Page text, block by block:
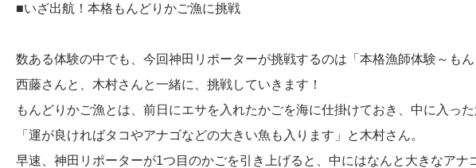
■いざ出航！本格もんどりかご漁に挑戦
数ある体験の中でも、今回神田リポーターが挑戦するのは「本格漁師体験～もん
西藤さんと、木村さんと一緒に、挑戦していきます！
もんどりかご漁とは、前日にエサを入れたかごを海に仕掛けておき、中に入った
「運が良ければタコやアナゴなどの大きい魚も入ります」と木村さん。
早速、神田リポーターが1つ目のかごを引き上げると、中にはなんと大きなアナ